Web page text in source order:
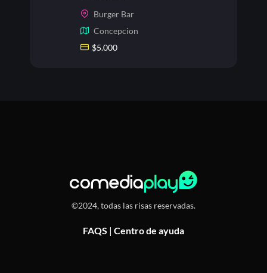
Burger Bar
Concepcion
$5.000
©2024, todas las risas reservadas.
FAQS | Centro de ayuda